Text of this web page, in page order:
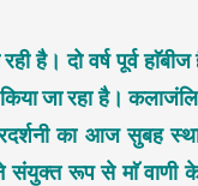
है। दो वर्ष पूर्व
जा रहा है। कलाजंलि
का आज सुबह
संयुक्त रूप से माॅ वाणी